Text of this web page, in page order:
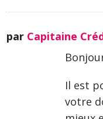
par Capitaine
Il est
votre